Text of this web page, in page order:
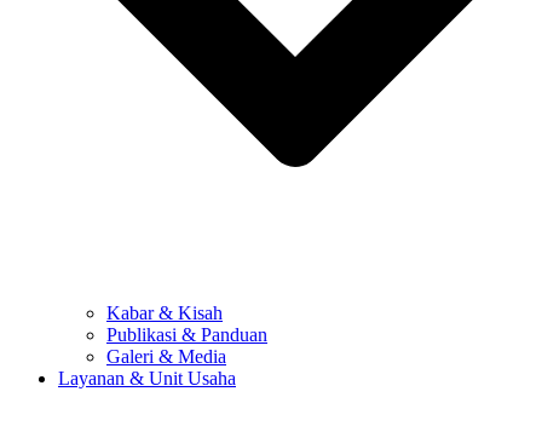
Kabar & Kisah
Publikasi & Panduan
Galeri & Media
Layanan & Unit Usaha